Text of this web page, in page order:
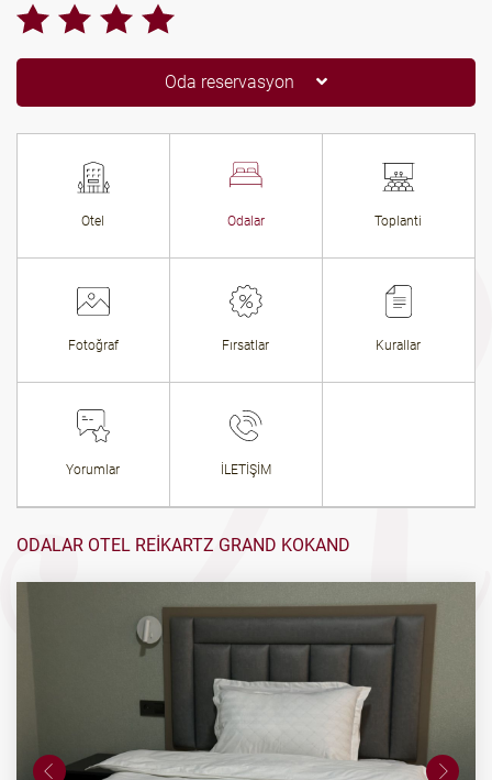
Oda reservasyon
Otel Odalar Toplanti
Fotoğraf Fırsatlar Kurallar
Yorumlar İLETİŞİM
ODALAR OTEL REIKARTZ GRAND KOKAND